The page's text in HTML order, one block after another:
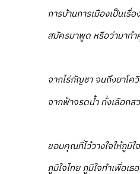
การบ้านการเมืองเป็นเ
สมัครมาพูด หรือว่ามาท
จากไร่กัญชา จนถึงยาโ
จากฟ้าจรดน้ำ ทั้งเลือกส
ขอบคุณที่ไว้วางใจให้ภูมิใ
ภูมิใจไทย ภูมิใจทำเพื่อเ